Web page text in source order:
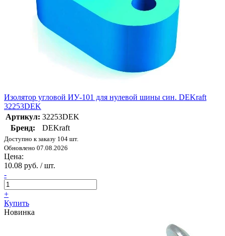
Изолятор угловой ИУ-101 для нулевой шины син. DEKraft
32253DEK
Артикул: 32253DEK
Бренд:
DEKraft
Доступно к заказу 104 шт.
Обновлено 07.08.2026
Цена:
10.08 руб. / шт.
-
+
Купить
Новинка